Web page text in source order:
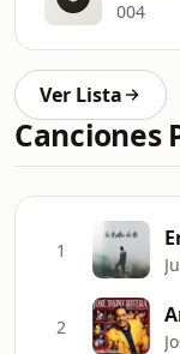
004
Ver Lista
Canciones
1
2